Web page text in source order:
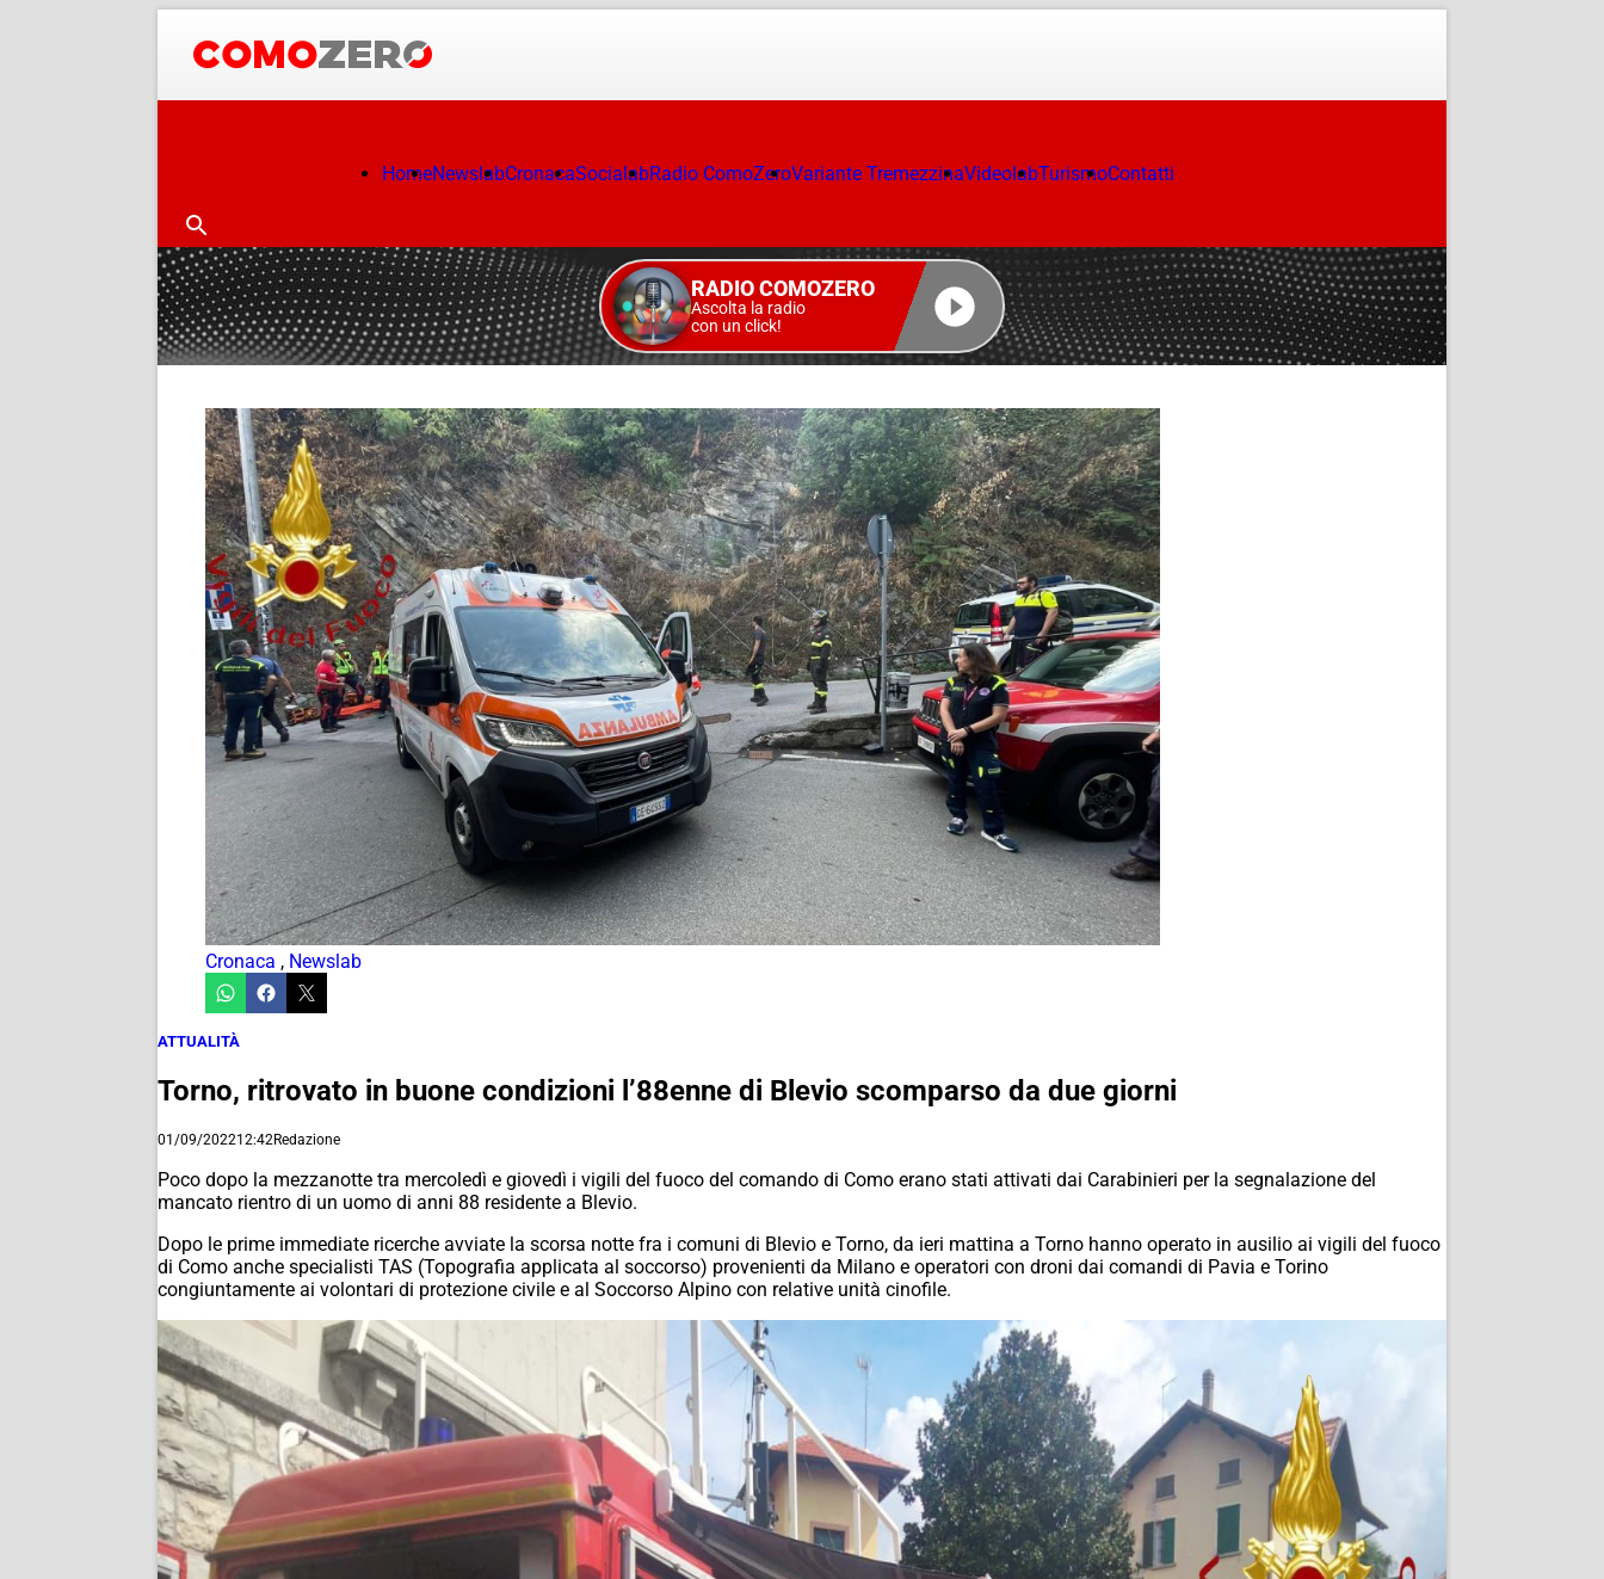
HomeNewslabCronacaSocialabRadio ComoZeroVariante TremezzinaVideolabTurismoContatti
RADIO COMOZERO
Ascolta la radio
con un click!
Cronaca , Newslab
ATTUALITÀ
Torno, ritrovato in buone condizioni l’88enne di Blevio scomparso da due giorni
01/09/202212:42Redazione
Poco dopo la mezzanotte tra mercoledì e giovedì i vigili del fuoco del comando di Como erano stati attivati dai Carabinieri per la segnalazione del
mancato rientro di un uomo di anni 88 residente a Blevio.
Dopo le prime immediate ricerche avviate la scorsa notte fra i comuni di Blevio e Torno, da ieri mattina a Torno hanno operato in ausilio ai vigili del fuoco
di Como anche specialisti TAS (Topografia applicata al soccorso) provenienti da Milano e operatori con droni dai comandi di Pavia e Torino
congiuntamente ai volontari di protezione civile e al Soccorso Alpino con relative unità cinofile.